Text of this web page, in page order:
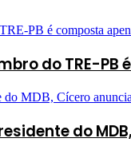
do TRE-
do